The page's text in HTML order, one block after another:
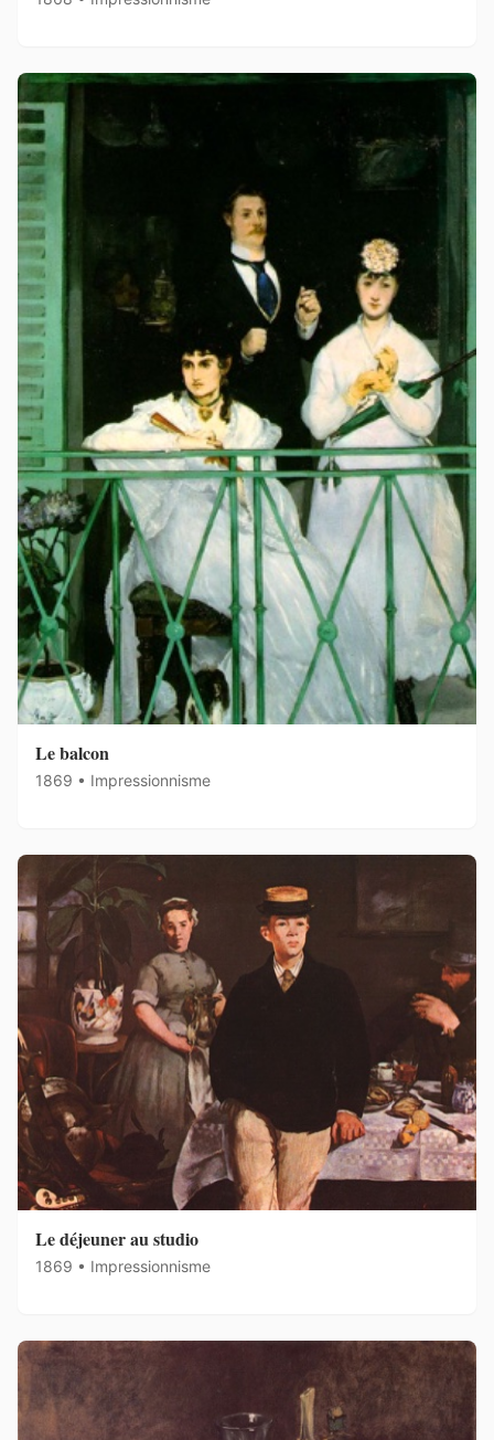
Le balcon
1869 • Impressionnisme
Le déjeuner au studio
1869 • Impressionnisme